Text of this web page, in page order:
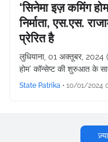
‘सिनेमा इज़ कमिंग
निर्माता, एस.एस.
प्रेरित है
लुधियाना, 01 अक्तूबर, 2024
होम' कॉन्सेप्ट की शुरुआत के
State Patrika • 10/01/2024